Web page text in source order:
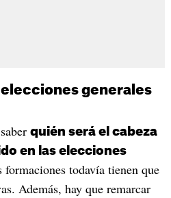
generales
quién será el cabeza
en las elecciones
formaciones todavía tienen que
Además, hay que remarcar